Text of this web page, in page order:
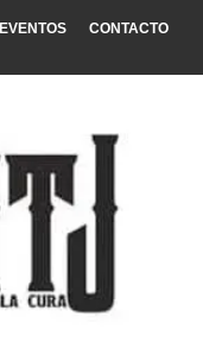
EVENTOS CONTACTO